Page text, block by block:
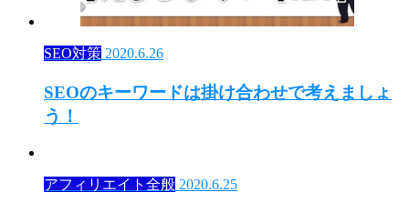
SEO対策 2020.6.26
SEOのキーワードは掛け合わせで考えましょ
う！
アフィリエイト全般 2020.6.25